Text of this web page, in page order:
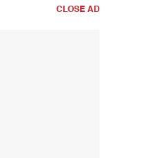
CLOSE AD